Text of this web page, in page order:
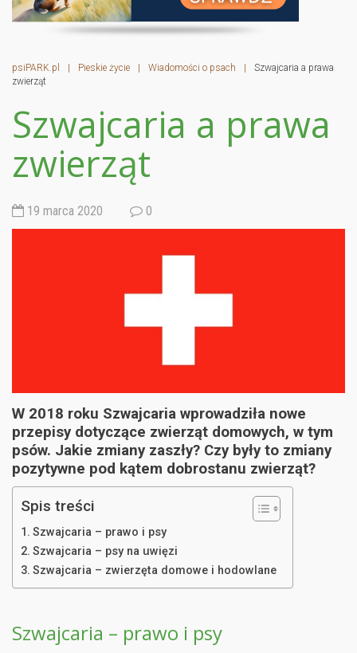
psiPARK.pl | Pieskie życie | Wiadomości o psach |
Szwajcaria a prawa
zwierząt
Szwajcaria a prawa
zwierząt
19 marca 2020 0
W 2018 roku Szwajcaria wprowadziła nowe
przepisy dotyczące zwierząt domowych, w tym
psów. Jakie zmiany zaszły? Czy były to zmiany
pozytywne pod kątem dobrostanu zwierząt?
Spis treści
Szwajcaria – prawo i psy
Szwajcaria – psy na uwięzi
Szwajcaria – zwierzęta domowe i hodowlane
Szwajcaria – prawo i psy